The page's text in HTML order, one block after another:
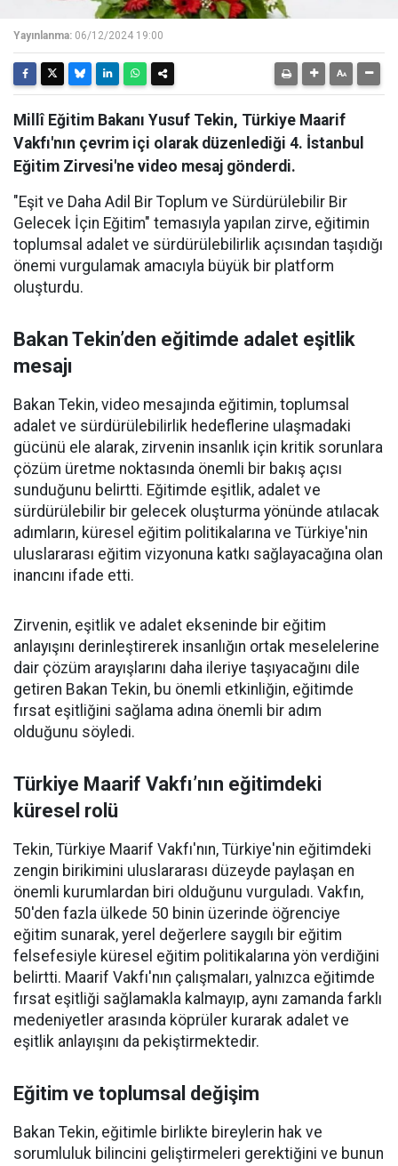
Yayınlanma: 06/12/2024 19:00
Millî Eğitim Bakanı Yusuf Tekin, Türkiye Maarif
Vakfı'nın çevrim içi olarak düzenlediği 4. İstanbul
Eğitim Zirvesi'ne video mesaj gönderdi.
"Eşit ve Daha Adil Bir Toplum ve Sürdürülebilir Bir
Gelecek İçin Eğitim" temasıyla yapılan zirve, eğitimin
toplumsal adalet ve sürdürülebilirlik açısından taşıdığı
önemi vurgulamak amacıyla büyük bir platform
oluşturdu.
Bakan Tekin’den eğitimde adalet eşitlik
mesajı
Bakan Tekin, video mesajında eğitimin, toplumsal
adalet ve sürdürülebilirlik hedeflerine ulaşmadaki
gücünü ele alarak, zirvenin insanlık için kritik sorunlara
çözüm üretme noktasında önemli bir bakış açısı
sunduğunu belirtti. Eğitimde eşitlik, adalet ve
sürdürülebilir bir gelecek oluşturma yönünde atılacak
adımların, küresel eğitim politikalarına ve Türkiye'nin
uluslararası eğitim vizyonuna katkı sağlayacağına olan
inancını ifade etti.
Zirvenin, eşitlik ve adalet ekseninde bir eğitim
anlayışını derinleştirerek insanlığın ortak meselelerine
dair çözüm arayışlarını daha ileriye taşıyacağını dile
getiren Bakan Tekin, bu önemli etkinliğin, eğitimde
fırsat eşitliğini sağlama adına önemli bir adım
olduğunu söyledi.
Türkiye Maarif Vakfı’nın eğitimdeki
küresel rolü
Tekin, Türkiye Maarif Vakfı'nın, Türkiye'nin eğitimdeki
zengin birikimini uluslararası düzeyde paylaşan en
önemli kurumlardan biri olduğunu vurguladı. Vakfın,
50'den fazla ülkede 50 binin üzerinde öğrenciye
eğitim sunarak, yerel değerlere saygılı bir eğitim
felsefesiyle küresel eğitim politikalarına yön verdiğini
belirtti. Maarif Vakfı'nın çalışmaları, yalnızca eğitimde
fırsat eşitliği sağlamakla kalmayıp, aynı zamanda farklı
medeniyetler arasında köprüler kurarak adalet ve
eşitlik anlayışını da pekiştirmektedir.
Eğitim ve toplumsal değişim
Bakan Tekin, eğitimle birlikte bireylerin hak ve
sorumluluk bilincini geliştirmeleri gerektiğini ve bunun